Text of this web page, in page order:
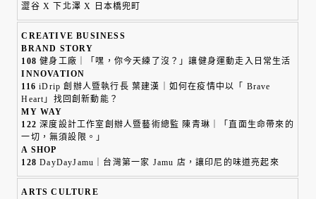
澀谷 X 下北澤 X 日本橋兜町
CREATIVE BUSINESS
BRAND STORY
108健身工廠｜「嘿，你今天練了沒？」讓健身運動走入日常生活
INNOVATION
116iDrip 創辦人暨執行長 葉建漢｜如何在疫情中以「 Brave
Heart」找回創新動能？
MY WAY
122深度設計工作室創辦人暨藝術總監 陳青琳｜「直面生命帶來的
一切，無須設限。」
A SHOP
128DayDayJamu｜台灣第一家 Jamu 店，讓印尼的味道亮起來
ARTS CULTURE